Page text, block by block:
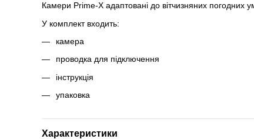
Камери Prime-X адаптовані до вітчизняних погодних
У комплект входить:
камера
проводка для підключення
інструкція
упаковка
Характеристики